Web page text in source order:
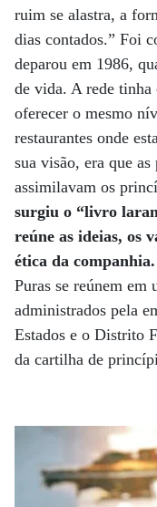
ruim se alastra, a
dias contados.” Foi
deparou em 1986,
de vida. A rede tinha
oferecer o mesmo
restaurantes onde
sua visão, era que as
assimilavam os
surgiu o “livro
reúne as ideias, os
ética da companhia.
Puras se reúnem em
administrados pela
Estados e o Distrito
da cartilha de